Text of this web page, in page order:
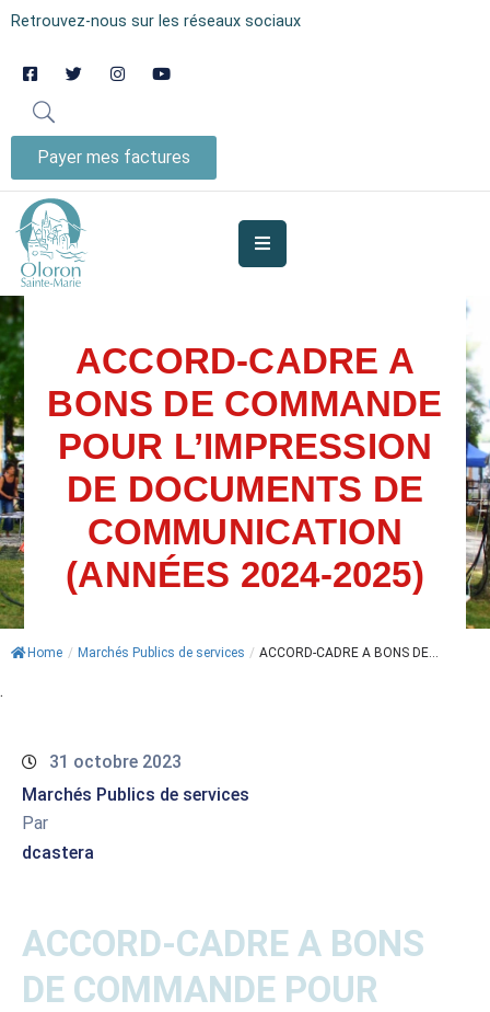
Retrouvez-nous sur les réseaux sociaux
Payer mes factures
AUJOURD’HUI
OLORON
JE
SUIS
MES
SERVICES
VIE
MUNICIPALE
JE
PARTICIPE
ACTUALITÉS
AGENDA
MES
DÉMARCHES
ACCORD-CADRE A
BONS DE COMMANDE
POUR L’IMPRESSION
DE DOCUMENTS DE
COMMUNICATION
(ANNÉES 2024-2025)
Home / Marchés Publics de services / ACCORD-CADRE A BONS DE...
.
31 octobre 2023
Marchés Publics de services
Par
dcastera
ACCORD-CADRE A BONS
DE COMMANDE POUR